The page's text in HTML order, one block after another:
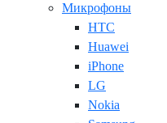
Микрофоны
HTC
Huawei
iPhone
LG
Nokia